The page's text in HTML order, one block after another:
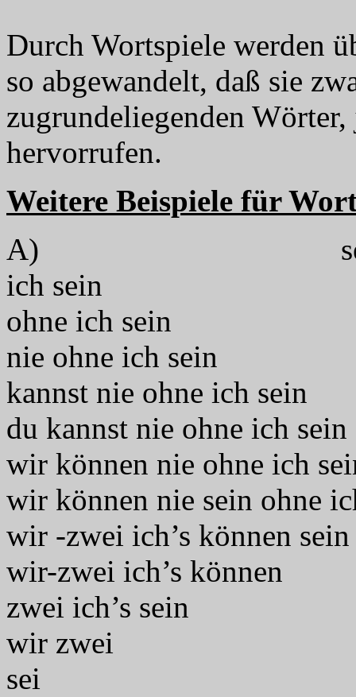
Durch Wortspiele werden
so abgewandelt, daß sie
zugrundeliegenden
hervorrufen.
Weitere Beispiele für
A)
ich sein
ohne ich sein
nie ohne ich sein
kannst nie ohne ich sein
du kannst nie ohne ich sein
wir können nie ohne ich
wir können nie sein ohne
wir -zwei ich’s können sein
wir-zwei ich’s können
zwei ich’s sein
wir zwei
sei